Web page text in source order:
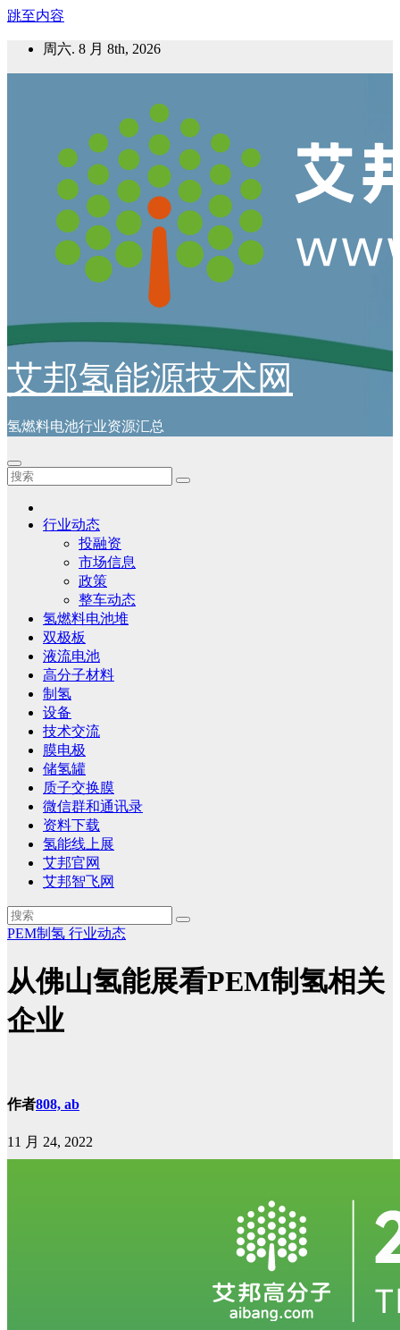
跳至内容
周六. 8 月 8th, 2026
艾邦氢能源技术网
氢燃料电池行业资源汇总
行业动态
投融资
市场信息
政策
整车动态
氢燃料电池堆
双极板
液流电池
高分子材料
制氢
设备
技术交流
膜电极
储氢罐
质子交换膜
微信群和通讯录
资料下载
氢能线上展
艾邦官网
艾邦智飞网
PEM制氢 行业动态
从佛山氢能展看PEM制氢相关
企业
作者808, ab
11 月 24, 2022